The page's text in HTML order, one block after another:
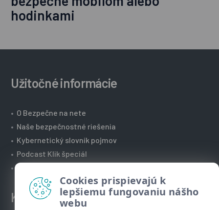
hodinkami
Užitočné informácie
• O Bezpečne na nete
• Naše bezpečnostné riešenia
• Kybernetický slovník pojmov
• Podcast Klik špeciál
•Technická podpora spoločnosti ESET
Kontakt
Cookies prispievajú k
lepšiemu fungovaniu nášho
webu